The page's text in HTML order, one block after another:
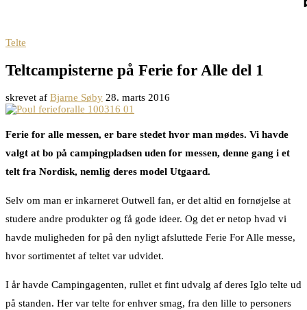
Telte
Teltcampisterne på Ferie for Alle del 1
skrevet af Bjarne Søby 28. marts 2016
Ferie for alle messen, er bare stedet hvor man mødes. Vi havde
valgt at bo på campingpladsen uden for messen, denne gang i et
telt fra Nordisk, nemlig deres model Utgaard.
Selv om man er inkarneret Outwell fan, er det altid en fornøjelse at
studere andre produkter og få gode ideer. Og det er netop hvad vi
havde muligheden for på den nyligt afsluttede Ferie For Alle messe,
hvor sortimentet af teltet var udvidet.
I år havde Campingagenten, rullet et fint udvalg af deres Iglo telte ud
på standen. Her var telte for enhver smag, fra den lille to personers